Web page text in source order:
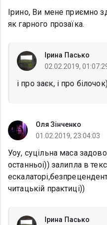
Ірино, Ви мене приємно
як гарного прозаїка.
Ірина Пасько
02.02.2019,
і про заєк, і про
Оля Зінченко
01.02.2019, 23:04:03
Уоу, суцільна маса
останньоі)) залипла в
читацькій практиці))
Ірина Пасько